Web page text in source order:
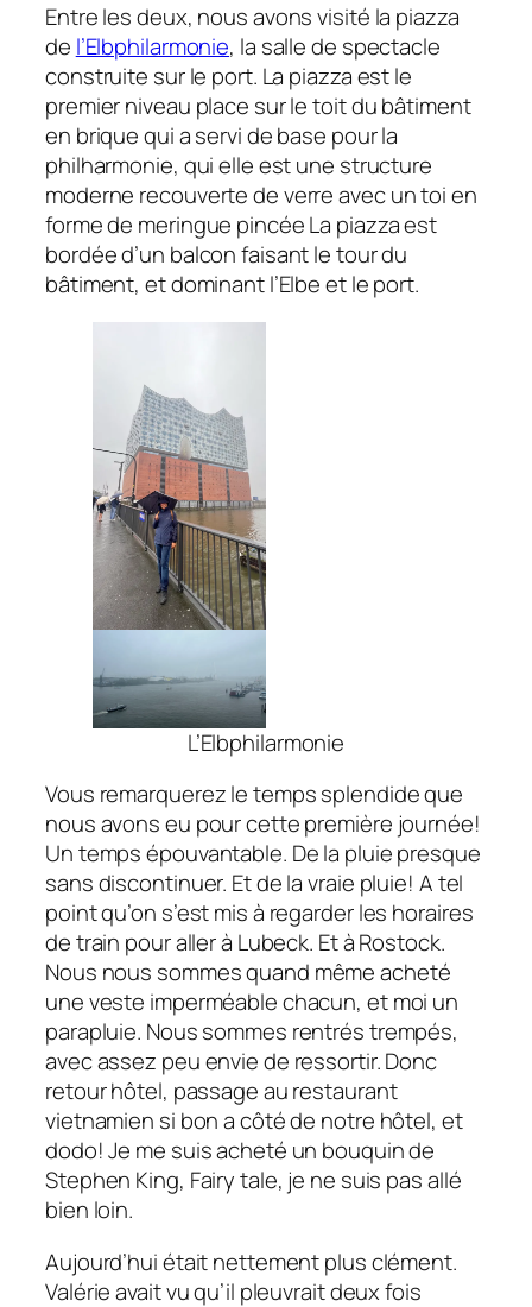
Entre les deux, nous avons visité la piazza
de l’Elbphilarmonie, la salle de spectacle
construite sur le port. La piazza est le
premier niveau place sur le toit du bâtiment
en brique qui a servi de base pour la
philharmonie, qui elle est une structure
moderne recouverte de verre avec un toi en
forme de meringue pincée La piazza est
bordée d’un balcon faisant le tour du
bâtiment, et dominant l’Elbe et le port.
L’Elbphilarmonie
Vous remarquerez le temps splendide que
nous avons eu pour cette première journée!
Un temps épouvantable. De la pluie presque
sans discontinuer. Et de la vraie pluie! A tel
point qu’on s’est mis à regarder les horaires
de train pour aller à Lubeck. Et à Rostock.
Nous nous sommes quand même acheté
une veste imperméable chacun, et moi un
parapluie. Nous sommes rentrés trempés,
avec assez peu envie de ressortir. Donc
retour hôtel, passage au restaurant
vietnamien si bon a côté de notre hôtel, et
dodo! Je me suis acheté un bouquin de
Stephen King, Fairy tale, je ne suis pas allé
bien loin.
Aujourd’hui était nettement plus clément.
Valérie avait vu qu’il pleuvrait deux fois